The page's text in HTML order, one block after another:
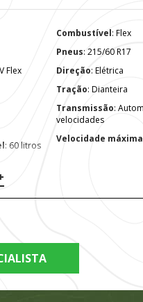
Flex
: 60 litros
Combustível : Flex
Pneus : 215/60 R17
Direção : Elétrica
Tração : Dianteira
Transmissão: Automática de 6
velocidades
Velocidade máxima